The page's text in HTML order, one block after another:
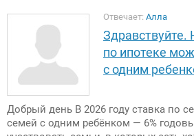
Отвечает: Алла
Здравствуйте.
по ипотеке
с одним
Добрый день В 2026 году ставка по
семей с одним ребёнком — 6%